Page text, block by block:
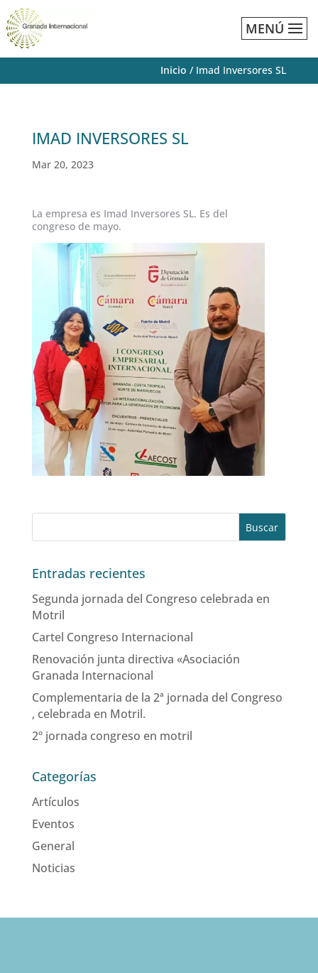
MENÚ
Inicio / Imad Inversores SL
IMAD INVERSORES SL
Mar 20, 2023
La empresa es Imad Inversores SL. Es del
congreso de mayo.
Entradas recientes
Segunda jornada del Congreso celebrada en
Motril
Cartel Congreso Internacional
Renovación junta directiva «Asociación
Granada Internacional
Complementaria de la 2ª jornada del Congreso
, celebrada en Motril.
2º jornada congreso en motril
Categorías
Artículos
Eventos
General
Noticias